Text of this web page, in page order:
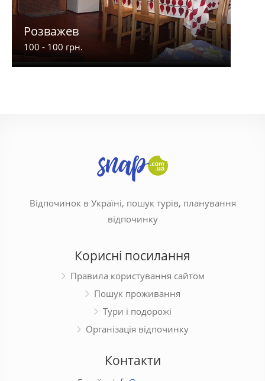
Розважев
100 - 100 грн.
Відпочинок в Україні, пошук турів, планування
відпочинку
Корисні посилання
Правила користування сайтом
Пошук проживання
Тури і подорожі
Організація відпочинку
Контакти